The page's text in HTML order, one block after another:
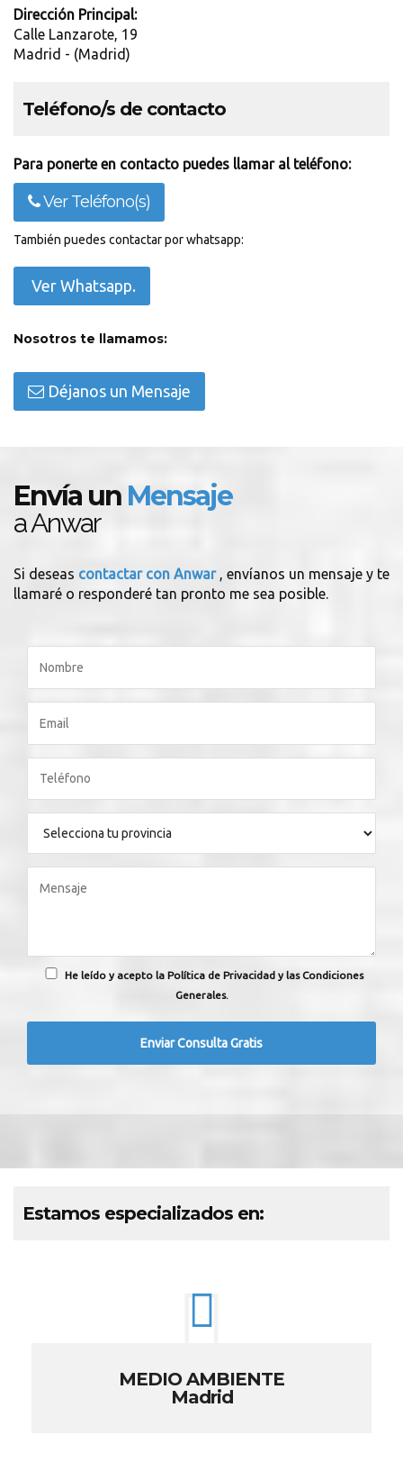
Dirección Principal:
Calle Lanzarote, 19
Madrid - (Madrid)
Teléfono/s de contacto
Para ponerte en contacto puedes llamar al teléfono:
Ver Teléfono(s)
También puedes contactar por whatsapp:
Ver Whatsapp.
Nosotros te llamamos:
Déjanos un Mensaje
Envía un Mensaje
a Anwar
Si deseas contactar con Anwar , envíanos un mensaje y te
llamaré o responderé tan pronto me sea posible.
He leído y acepto la Política de Privacidad y las Condiciones
Generales.
Estamos especializados en:
MEDIO AMBIENTE
Madrid